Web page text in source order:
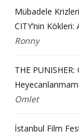
Mübadele
CITY’nin
Ronny
THE
Omlet
İstanbul Film